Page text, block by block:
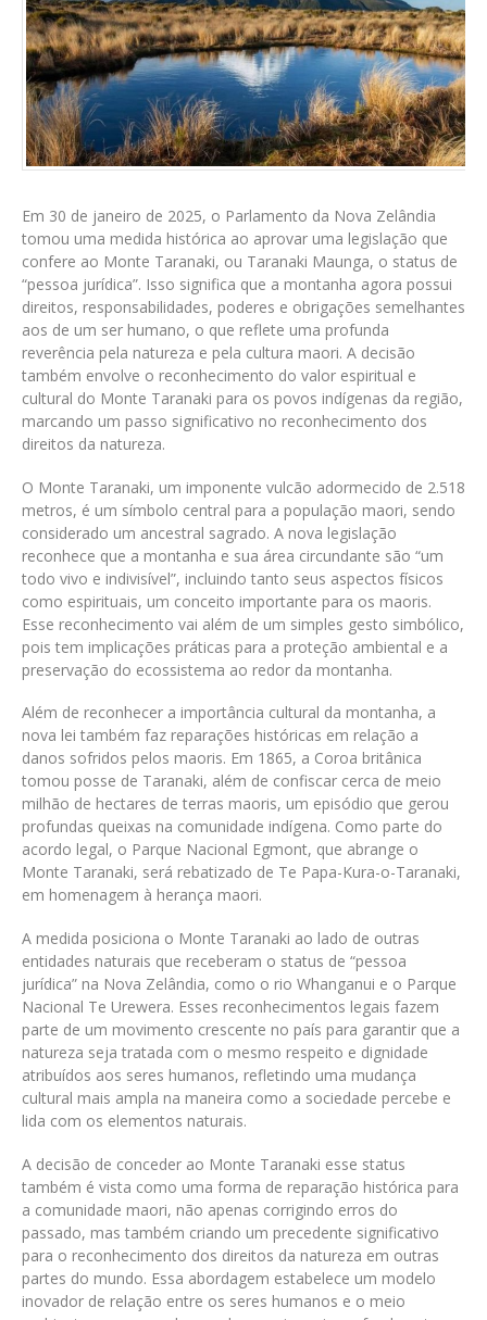
Em 30 de janeiro de 2025, o Parlamento da Nova Zelândia
tomou uma medida histórica ao aprovar uma legislação que
confere ao Monte Taranaki, ou Taranaki Maunga, o status de
“pessoa jurídica”. Isso significa que a montanha agora possui
direitos, responsabilidades, poderes e obrigações semelhantes
aos de um ser humano, o que reflete uma profunda
reverência pela natureza e pela cultura maori. A decisão
também envolve o reconhecimento do valor espiritual e
cultural do Monte Taranaki para os povos indígenas da região,
marcando um passo significativo no reconhecimento dos
direitos da natureza.
O Monte Taranaki, um imponente vulcão adormecido de 2.518
metros, é um símbolo central para a população maori, sendo
considerado um ancestral sagrado. A nova legislação
reconhece que a montanha e sua área circundante são “um
todo vivo e indivisível”, incluindo tanto seus aspectos físicos
como espirituais, um conceito importante para os maoris.
Esse reconhecimento vai além de um simples gesto simbólico,
pois tem implicações práticas para a proteção ambiental e a
preservação do ecossistema ao redor da montanha.
Além de reconhecer a importância cultural da montanha, a
nova lei também faz reparações históricas em relação a
danos sofridos pelos maoris. Em 1865, a Coroa britânica
tomou posse de Taranaki, além de confiscar cerca de meio
milhão de hectares de terras maoris, um episódio que gerou
profundas queixas na comunidade indígena. Como parte do
acordo legal, o Parque Nacional Egmont, que abrange o
Monte Taranaki, será rebatizado de Te Papa-Kura-o-Taranaki,
em homenagem à herança maori.
A medida posiciona o Monte Taranaki ao lado de outras
entidades naturais que receberam o status de “pessoa
jurídica” na Nova Zelândia, como o rio Whanganui e o Parque
Nacional Te Urewera. Esses reconhecimentos legais fazem
parte de um movimento crescente no país para garantir que a
natureza seja tratada com o mesmo respeito e dignidade
atribuídos aos seres humanos, refletindo uma mudança
cultural mais ampla na maneira como a sociedade percebe e
lida com os elementos naturais.
A decisão de conceder ao Monte Taranaki esse status
também é vista como uma forma de reparação histórica para
a comunidade maori, não apenas corrigindo erros do
passado, mas também criando um precedente significativo
para o reconhecimento dos direitos da natureza em outras
partes do mundo. Essa abordagem estabelece um modelo
inovador de relação entre os seres humanos e o meio